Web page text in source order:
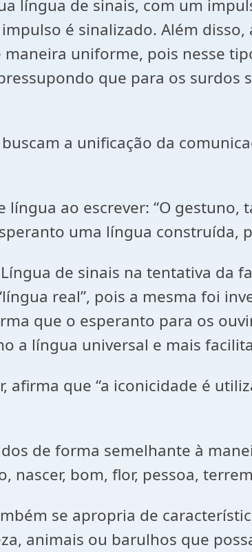
língua de sinais, com um
é sinalizado. Além
uniforme, pois nesse
que para os surdos
a unificação da
língua ao escrever: “O
uma língua construída,
de sinais na tentativa da
real”, pois a mesma foi
que o esperanto para os
a língua universal e mais
afirma que “a iconicidade é
de forma semelhante à
nascer, bom, flor, pessoa,
se apropria de
animais ou barulhos que